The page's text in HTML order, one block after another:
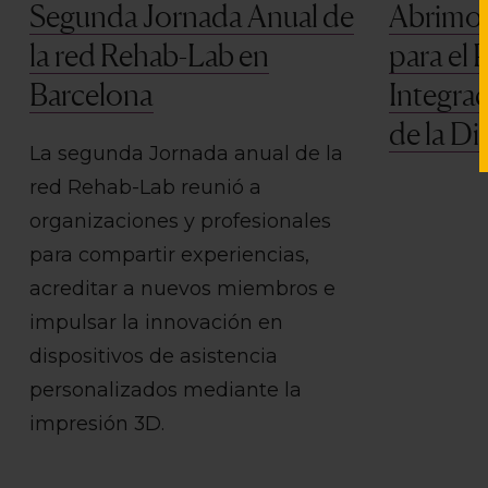
Segunda Jornada Anual de
la red Rehab-Lab en
Barcelona
La segunda Jornada anual de la
red Rehab-Lab reunió a
organizaciones y profesionales
para compartir experiencias,
acreditar a nuevos miembros e
impulsar la innovación en
dispositivos de asistencia
personalizados mediante la
impresión 3D.
para el
de la